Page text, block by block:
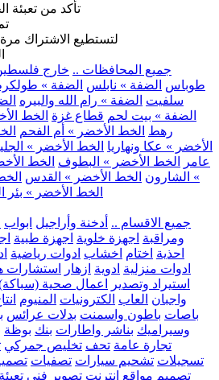
تأكد من تعبئة
لتستطيع الاشتراك
.. جميع المحافظات .. خارج
طوباس الضفة » نابلس الضفة »
سلفيت الضفة » رام الله والبيره
الضفة » بيت لحم قطاع غزة الخط
رهط الخط الأخضر » أم الفحم
الأخضر » عكا ونهاريا الخط الأخضر »
عامر
الخط الأخضر » البطوف الخط
» الشارون الخط الأخضر » القدس
الخط الأخضر » بئر
.. جميع الاقسام .. أدخنة وأراجيل ابواب
ومراقبة اجهزة خلوية اجهزة طبية
احذية اختام اخشاب ادوات رياضية
ادوات منزلية ادوية ازهار استشارات
استيراد وتصدير
اعمال صحية
واجبان العاب الكترونيات المنيوم
باصات باطون واسمنت بدلات عرائس
وسيراميك بناشر واطارات بنك بوظة
تجارة عامة تحف تخليص جمركي
تسجيلات تشحيم سيارات تصفيات
تصميم مواقع انترنت تصوير فني